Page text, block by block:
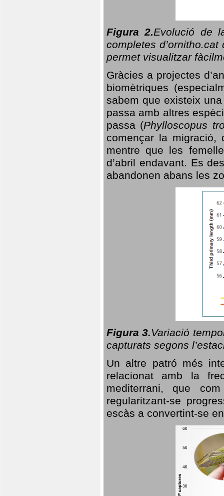
Figura 2.Evolució de
completes
permet visualitzar
Gràcies a projectes
biomètriques
sabem que existeix
passa amb altres
passa (Phylloscopus
començar la migració,
mentre que les
d’abril endavant. Es
abandonen abans les
Figura 3.Variació
capturats segons
Un altre patró més
relacionat amb la
mediterrani, que
regularitzant-se
escàs a convertint-se